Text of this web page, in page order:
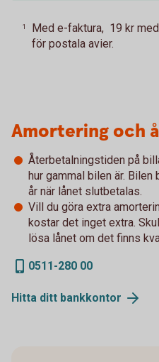
1
Med e-faktura, 19 kr
för postala avier.
Amortering och
Återbetalningstiden på
hur gammal bilen är. Bilen
år när lånet slutbetalas.
Vill du göra extra
kostar det inget extra.
lösa lånet om det finns
0511-280 00
Hitta ditt bankkontor